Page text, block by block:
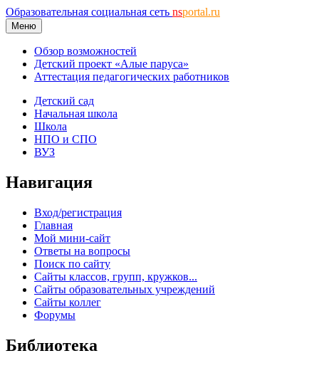
Образовательная социальная сеть nsportal.ru
Меню
Обзор возможностей
Детский проект «Алые паруса»
Аттестация педагогических работников
Детский сад
Начальная школа
Школа
НПО и СПО
ВУЗ
Навигация
Вход/регистрация
Главная
Мой мини-сайт
Ответы на вопросы
Поиск по сайту
Сайты классов, групп, кружков...
Сайты образовательных учреждений
Сайты коллег
Форумы
Библиотека